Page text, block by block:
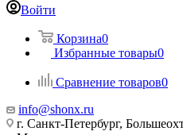
Войти
Корзина0
Избранные товары0
Сравнение товаров0
info@shonx.ru
г. Санкт-Петербург,